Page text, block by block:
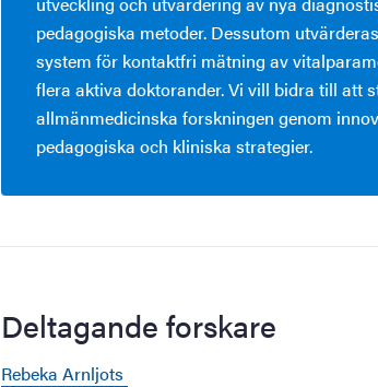
pedagogiska metoder. Dessutom
system för kontaktfri mätning av
flera aktiva doktorander. Vi vill bidra till att
allmänmedicinska forskningen genom
pedagogiska och kliniska strategier.
Deltagande forskare
Rebeka Arnljots